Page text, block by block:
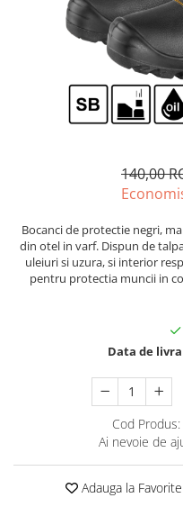
Seminte legume
Plante medicinale
Seminte ardei
Seminte castraveti
Seminte de Gulii
Seminte de Leustean
Seminte de Patrunjel
Seminte dovleac decorativ
Seminte dovlecel / dovleac
Seminte fasole
Seminte morcovi
Seminte pastarnac
Seminte plante aromatice
Seminte ridichi
140,00
Bocanci de protectie negri,
din otel in varf. Dispun de
uleiuri si uzura, si interior
pentru protectia muncii in
Data de
Cod Produs:
Ai nevoie de
Adauga la Favorite